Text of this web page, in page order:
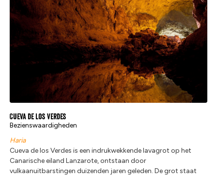
Cueva de los Verdes
Bezienswaardigheden
Haria
Cueva de los Verdes is een indrukwekkende lavagrot op het
Canarische eiland Lanzarote, ontstaan door
vulkaanuitbarstingen duizenden jaren geleden. De grot staat